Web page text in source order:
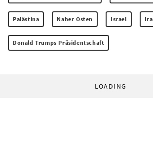
Palästina Naher Osten Israel
Donald Trumps Präsidentschaft
LOADING